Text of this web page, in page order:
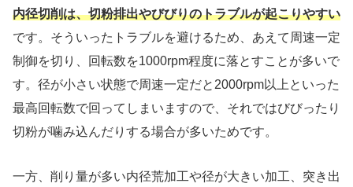
内径切削は、切粉排出やびびりのトラブルが起こりやすい
です。そういったトラブルを避けるため、あえて周速一定
制御を切り、回転数を1000rpm程度に落とすことが多いで
す。径が小さい状態で周速一定だと2000rpm以上といった
最高回転数で回ってしまいますので、それではびびったり
切粉が噛み込んだりする場合が多いためです。
一方、削り量が多い内径荒加工や径が大きい加工、突き出